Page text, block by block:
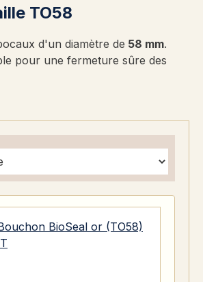
TO58
d'un diamètre de 58 mm.
pour une fermeture sûre des